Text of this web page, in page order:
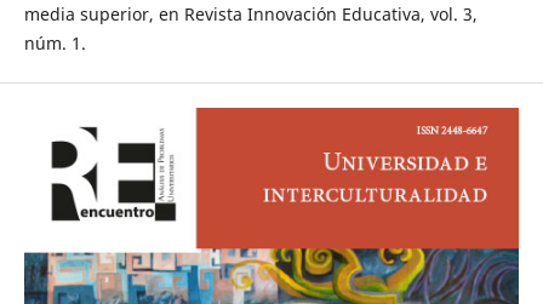
media superior, en Revista Innovación Educativa, vol. 3,
núm. 1.